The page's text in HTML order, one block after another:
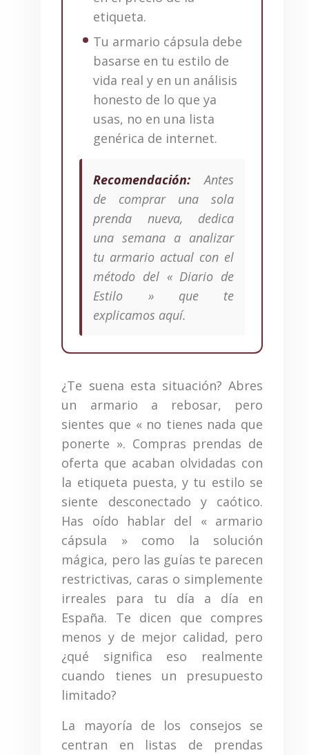
etiqueta.
Tu armario cápsula debe
basarse en tu estilo de
vida real y en un análisis
honesto de lo que ya
usas, no en una lista
genérica de internet.
Recomendación: Antes
de comprar una sola
prenda nueva, dedica
una semana a analizar
tu armario actual con el
método del « Diario de
Estilo » que te
explicamos aquí.
¿Te suena esta situación? Abres
un armario a rebosar, pero
sientes que « no tienes nada que
ponerte ». Compras prendas de
oferta que acaban olvidadas con
la etiqueta puesta, y tu estilo se
siente desconectado y caótico.
Has oído hablar del « armario
cápsula » como la solución
mágica, pero las guías te parecen
restrictivas, caras o simplemente
irreales para tu día a día en
España. Te dicen que compres
menos y de mejor calidad, pero
¿qué significa eso realmente
cuando tienes un presupuesto
limitado?
La mayoría de los consejos se
centran en listas de prendas